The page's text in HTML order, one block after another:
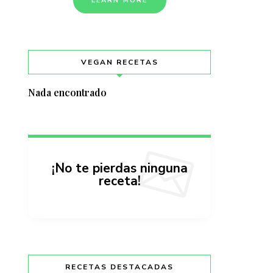
VEGAN RECETAS
Nada encontrado
¡No te pierdas ninguna
receta!
RECETAS DESTACADAS